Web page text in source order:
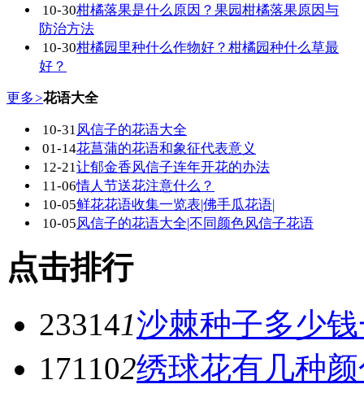
10-30柑橘落果是什么原因？果园柑橘落果原因与
防治方法
10-30柑橘园里种什么作物好？柑橘园种什么草最
好？
更多>花语大全
10-31风信子的花语大全
01-14花菖蒲的花语和象征代表意义
12-21让郁金香风信子连年开花的办法
11-06情人节送花注意什么？
10-05鲜花花语收集一览表|佛手瓜花语|
10-05风信子的花语大全|不同颜色风信子花语
点击排行
233141沙棘种子多少
171102绣球花有几种